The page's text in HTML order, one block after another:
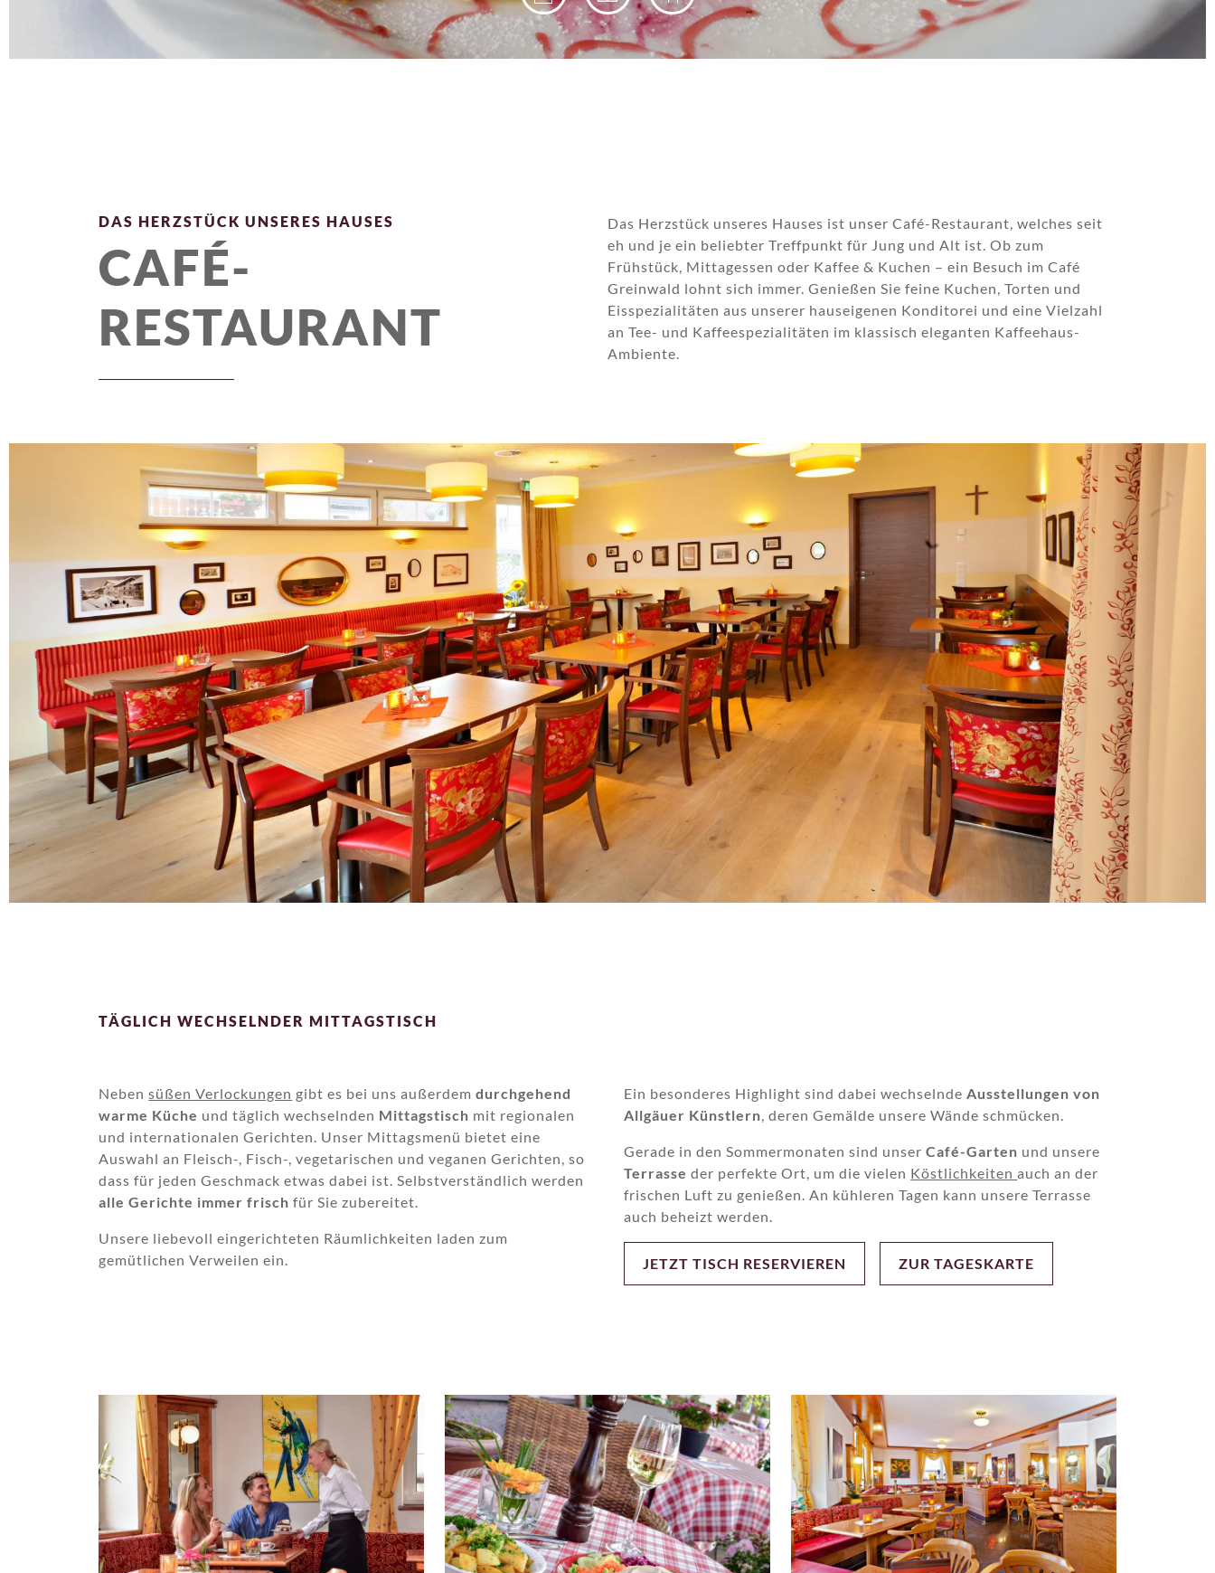
DAS HERZSTÜCK UNSERES HAUSES
CAFÉ-
RESTAURANT
Das Herzstück unseres Hauses ist unser Café-Restaurant, welches seit
eh und je ein beliebter Treffpunkt für Jung und Alt ist. Ob zum
Frühstück, Mittagessen oder Kaffee & Kuchen – ein Besuch im Café
Greinwald lohnt sich immer. Genießen Sie feine Kuchen, Torten und
Eisspezialitäten aus unserer hauseigenen Konditorei und eine Vielzahl
an Tee- und Kaffeespezialitäten im klassisch eleganten Kaffeehaus-
Ambiente.
TÄGLICH WECHSELNDER MITTAGSTISCH
Nebensüßen Verlockungen gibt es bei uns außerdemdurchgehend
warme Küche und täglich wechselnden Mittagstisch mit regionalen
und internationalen Gerichten. Unser Mittagsmenü bietet eine
Auswahl an Fleisch-, Fisch-, vegetarischen und veganen Gerichten, so
dass für jeden Geschmack etwas dabei ist. Selbstverständlich werden
alle Gerichte immer frisch für Sie zubereitet.
Unsere liebevoll eingerichteten Räumlichkeiten laden zum
gemütlichen Verweilen ein.
Ein besonderes Highlight sind dabei wechselndeAusstellungen von
Allgäuer Künstlern, deren Gemälde unsere Wände schmücken.
Gerade in den Sommermonaten sind unserCafé-Garten und unsere
Terrasse der perfekte Ort, um die vielen Köstlichkeitenauch an der
frischen Luft zu genießen. An kühleren Tagen kann unsere Terrasse
auch beheizt werden.
JETZT TISCH RESERVIEREN ZUR TAGESKARTE